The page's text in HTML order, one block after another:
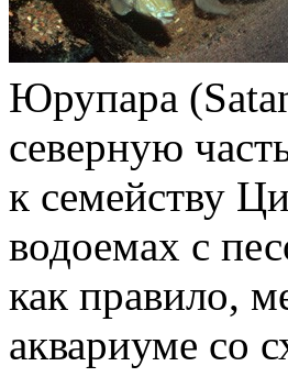
Юрупара
северную
к семейству
водоемах с
как правило,
аквариуме со